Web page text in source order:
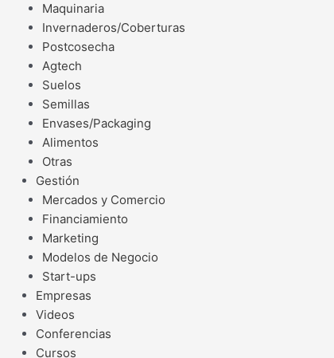
Maquinaria
Invernaderos/Coberturas
Postcosecha
Agtech
Suelos
Semillas
Envases/Packaging
Alimentos
Otras
Gestión
Mercados y Comercio
Financiamiento
Marketing
Modelos de Negocio
Start-ups
Empresas
Videos
Conferencias
Cursos